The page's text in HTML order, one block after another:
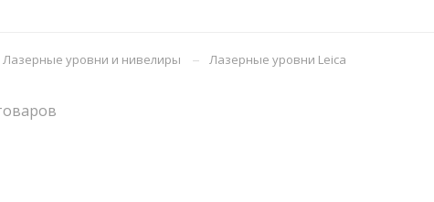
Лазерные уровни и нивелиры – Лазерные уровни Leica